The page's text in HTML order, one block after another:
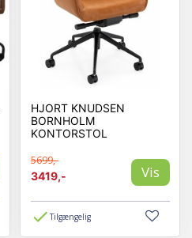
HJORT KNUDSEN
BORNHOLM
KONTORSTOL
5699,-
3419,-
Vis
Tilgængelig